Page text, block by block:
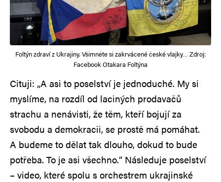
Foltýn zdraví z Ukrajiny. Všimněte si zakrvácené české vlajky… Zdroj:
Facebook Otakara Foltýna
Cituji: „A asi to poselství je jednoduché. My si
myslíme, na rozdíl od laciných prodavačů
strachu a nenávisti, že těm, kteří bojují za
svobodu a demokracii, se prostě má pomáhat.
A budeme to dělat tak dlouho, dokud to bude
potřeba. To je asi všechno.“ Následuje poselství
– video, které spolu s orchestrem ukrajinské